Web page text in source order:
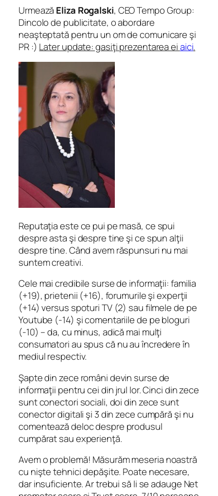
Urmează Eliza Rogalski, CEO Tempo Group:
Dincolo de publicitate, o abordare
neaşteptată pentru un om de comunicare şi
PR :) Later update: gasiţi prezentarea eiaici.
Reputaţia este ce pui pe masă, ce spui
despre asta şi despre tine şi ce spun alţii
despre tine. Când avem răspunsuri nu mai
suntem creativi.
Cele mai credibile surse de informaţii: familia
(+19), prietenii (+16), forumurile şi experţii
(+14) versus spoturi TV (2) sau filmele de pe
Youtube (-14) şi comentariile de pe bloguri
(-10) – da, cu minus, adică mai mulţi
consumatori au spus că nu au încredere în
mediul respectiv.
Şapte din zece români devin surse de
informaţii pentru cei din jrul lor. Cinci din zece
sunt conectori sociali, doi din zece sunt
conector digitali şi 3 din zece cumpără şi nu
comentează deloc despre produsul
cumpărat sau experienţă.
Avem o problemă! Măsurăm meseria noastră
cu nişte tehnici depăşite. Poate necesare,
dar insuficiente. Ar trebui să li se adauge Net